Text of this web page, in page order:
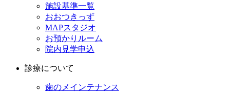
施設基準一覧
おおつきっず
MAPスタジオ
お預かりルーム
院内見学申込
診療について
歯のメインテナンス